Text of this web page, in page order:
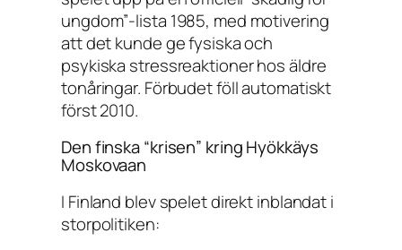
ungdom”-lista 1985, med motivering
att det kunde ge fysiska och
psykiska stressreaktioner hos äldre
tonåringar. Förbudet föll automatiskt
först 2010.
Den finska “krisen” kringHyökkäys
Moskovaan
I Finland blev spelet direkt inblandat i
storpolitiken: